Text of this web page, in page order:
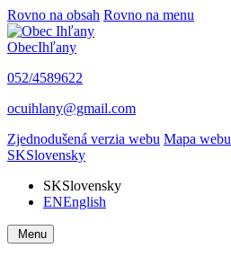
Rovno na obsah Rovno na menu
ObecIhľany
052/4589622
ocuihlany@gmail.com
Zjednodušená verzia webu Mapa webu
SKSlovensky
SKSlovensky
ENEnglish
Menu